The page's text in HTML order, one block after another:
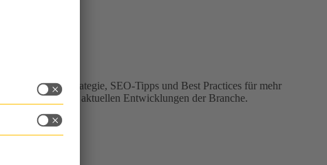
Keyword-Strategie, SEO-Tipps und Best Practices für mehr
Update zu den aktuellen Entwicklungen der Branche.